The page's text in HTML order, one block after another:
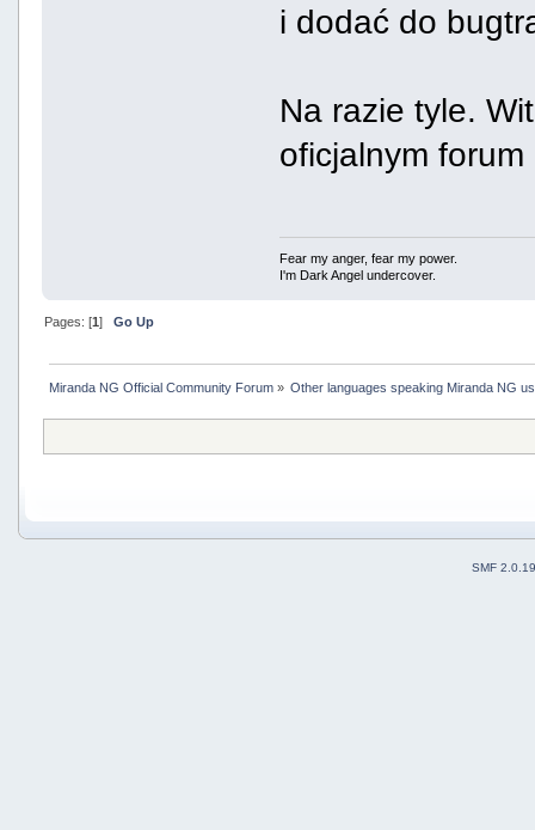
i dodać do
Na razie tyle.
oficjalnym
Fear my anger, fear my power.
I'm Dark Angel undercover.
Pages: [1 ] Go Up
Miranda NG Official Community Forum» Other languages speaking Miranda NG
SMF 2.0.19